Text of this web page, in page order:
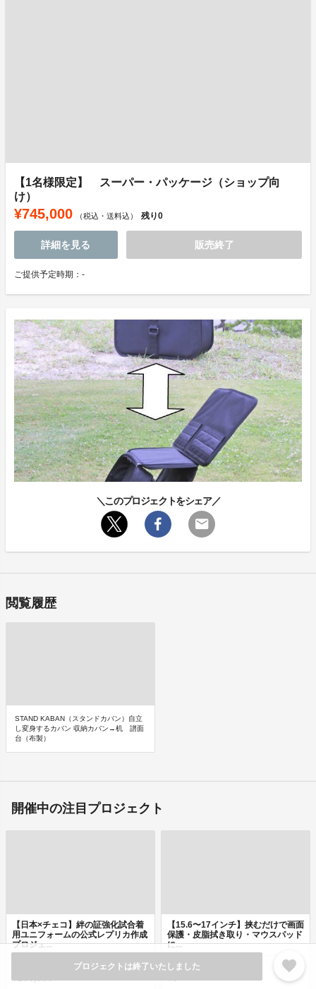
プロジェクトは終了いたしました favorite
【1名様限定】 スーパー・パッケージ（ショップ向
け）
¥745,000 （税込・送料込） 残り0
詳細を見る 販売終了
ご提供予定時期：-
＼このプロジェクトをシェア／
閲覧履歴
STAND KABAN（スタンドカバン）自立
し変身するカバン 収納カバン→机 譜面
台（布製）
開催中の注目プロジェクト
【日本×チェコ】絆の証強化試合着
用ユニフォームの公式レプリカ作成
プロジェ...
¥200,000
【15.6〜17インチ】挟むだけで画面
保護・皮脂拭き取り・マウスパッド
に...
累計
¥0